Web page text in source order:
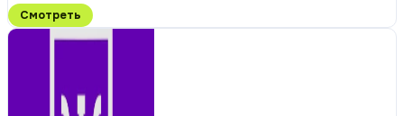
Смотреть